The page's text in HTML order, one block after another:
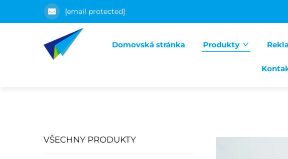
[email protected]
Domovská stránka Produkty
VŠECHNY PRODUKTY